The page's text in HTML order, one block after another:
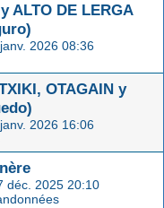
ALTO DE LERGA
2026 08:36
OTAGAIN y
2026 16:06
déc. 2025 20:10